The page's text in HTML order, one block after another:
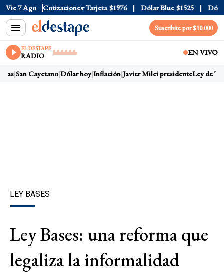
Vie 7 Ago Cotizaciones
$1520 Dólar Tarjeta $1976 Dólar Blue $1525 Dólar
Suscribite por $10.000
EL DESTAPE
RADIO EN VIVO
San Cayetano Dólar hoy Inflación Javier Milei presidenteLey de
LEY BASES
Ley Bases: una reforma que
legaliza la informalidad